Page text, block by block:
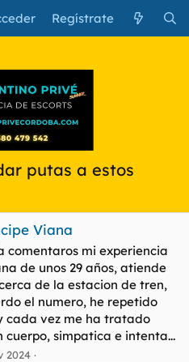
Regístrate
putas a estos
Viana
comentaros mi experiencia
de unos 29 años, atiende
de la estacion de tren,
el numero, he repetido
cada vez me ha tratado
simpatica e intenta...
2024